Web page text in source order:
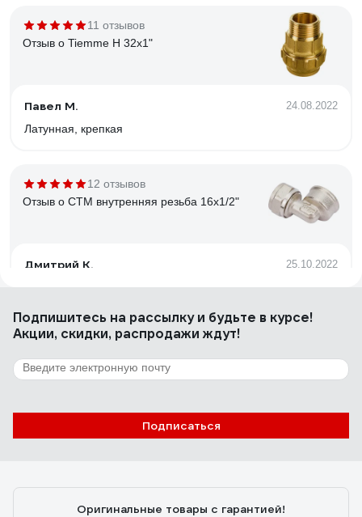
11 отзывов
Отзыв о Tiemme Н 32х1"
Павел М. 24.08.2022
Латунная, крепкая
12 отзывов
Отзыв о СТМ внутренняя резьба 16х1/2"
Дмитрий К. 25.10.2022
Легко монтируется
4 отзыва
Отзыв о СТМ наружняя резьба, 20х1/2х20
Подпишитесь на рассылкуи будьте в курсе!
Акции, скидки, распродажи ждут!
Подписаться
Оригинальные товары с гарантией!